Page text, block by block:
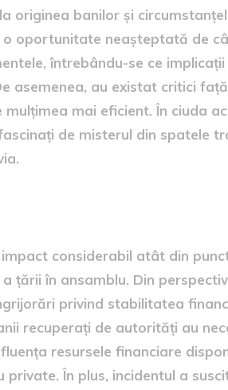
originea banilor și
oportunitate neașteptată de
întrebându-se ce
asemenea, au existat critici
mulțimea mai eficient. În ciuda
de misterul din spatele
considerabil atât din
țării în ansamblu. Din
privind stabilitatea
recuperați de autorități au
resursele financiare
private. În plus, incidentul a